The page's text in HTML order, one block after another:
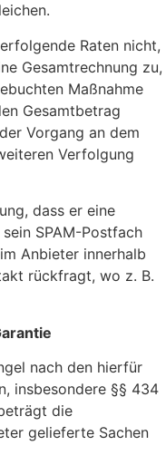
Raten nicht,
Gesamtrechnung zu,
Maßnahme
Gesamtbetrag
Vorgang an dem
Verfolgung
dass er eine
SPAM-Postfach
Anbieter innerhalb
rückfragt, wo z. B.
nach den hierfür
insbesondere §§ 434
die
gelieferte Sachen